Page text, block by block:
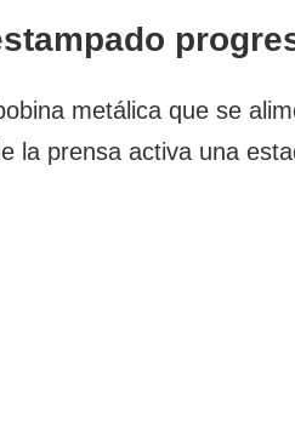
metálica que se
la prensa activa una